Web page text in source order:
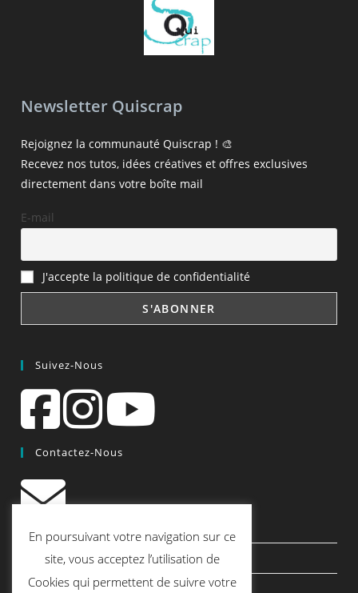
Newsletter Quiscrap
Rejoignez la communauté Quiscrap ! 🎨
Recevez nos tutos, idées créatives et offres exclusives
directement dans votre boîte mail
E-mail
J'accepte la politique de confidentialité
Suivez-Nous
Contactez-Nous
contact@quiscrap.fr
Les Fiches Techniques et les Tutos
Le Blog
En poursuivant votre navigation sur ce
site, vous acceptez l’utilisation de
Cookies qui permettent de suivre votre